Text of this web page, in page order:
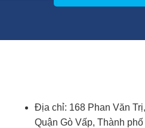
Địa chỉ: 168 Phan Văn
Quận Gò Vấp, Thành